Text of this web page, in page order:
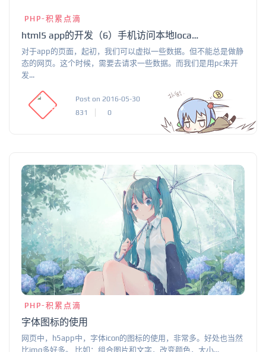
PHP-积累点滴
html5 app的开发（6）手机访问本地localhost
对于app的页面，起初，我们可以虚拟一些数据。但不能总是做静
态的网页。这个时候，需要去请求一些数据。而我们是用pc来开
发...
Post on 2016-05-30
831
0
PHP-积累点滴
字体图标的使用
网页中，h5app中，字体icon的图标的使用，非常多。好处也当然
比img多好多。 比如：组合图片和文字，改变颜色，大小...